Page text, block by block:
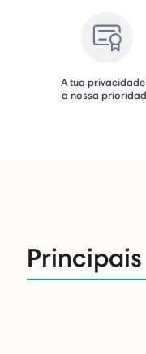
A tua
a nossa